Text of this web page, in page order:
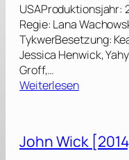
USAProduktionsjahr:
Regie: Lana
TykwerBesetzung:
Jessica Henwick,
Groff,…
Weiterlesen:
r
John Wick